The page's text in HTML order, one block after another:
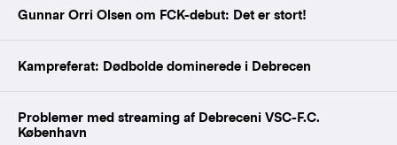
Gunnar Orri Olsen om FCK-debut: Det er stort!
Kampreferat: Dødbolde dominerede i Debrecen
Problemer med streaming af Debreceni VSC-F.C.
København